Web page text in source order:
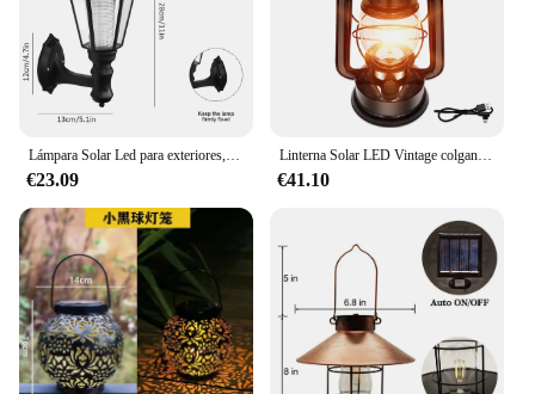
Lámpara Solar Led para exteriores, luz Hexagonal de pared, linterna Solar Retro, luz de jardín, lámpara de calle impermeable, decoración de jardín
€23.09
Linterna Solar LED Vintage colgante para exteriores, luz Solar de Metal antigua con carga USB para decoración de jardín, patio, Camping y senderismo
€41.10